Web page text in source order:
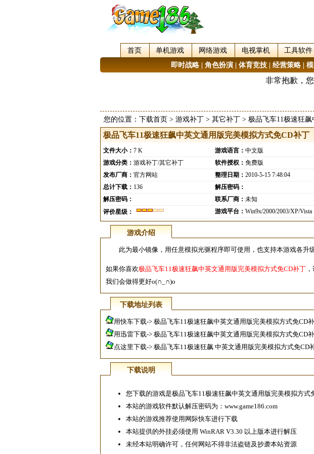
首页 单机游戏 网络游戏 电视掌机 工具软件
即时战略 |角色扮演 |体育竞技 |经营策略 |
您的位置： 下载首页 > 游戏补丁> 其它补丁> 极品飞车11极速狂飙
极品飞车11极速狂飙中英文通用版完美模拟方式免CD补丁
文件大小： 7 K 游戏语言： 中文版
游戏分类： 游戏补丁/其它补丁 软件授权： 免费版
发布厂商： 官方网站 整理日期： 2010-5-15 7:48:04
总计下载： 136
解压密码：
解压密码：
联系厂商： 未知
评价星级：
游戏平台： Win9x/2000/2003/XP/Vista
游戏介绍
此为最小镜像，用任意模拟光驱程序即可使用，也支持本游戏各升
如果你喜欢极品飞车11极速狂飙中英文通用版完美模拟方式免CD补丁
我们会做得更好o(∩_∩)o
下载地址列表
用快车下载-> 极品飞车11极速狂飙中英文通用版完美模拟方式免CD
用迅雷下载-> 极品飞车11极速狂飙中英文通用版完美模拟方式免CD
点这里下载-> 极品飞车11极速狂飙 中英文通用版完美模拟方式免CD
下载说明
您下载的游戏是极品飞车11极速狂飙中英文通用版完美模拟方式
本站的游戏软件默认解压密码为：www.game186.com
本站的游戏推荐使用 网际快车进行下载
本站提供的外挂必须使用 WinRAR V3.30 以上版本进行解压
未经本站明确许可，任何网站不得非法盗链及抄袭本站资源